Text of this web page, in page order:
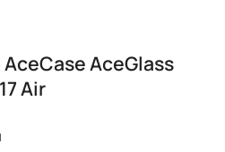
AceGlass
Air